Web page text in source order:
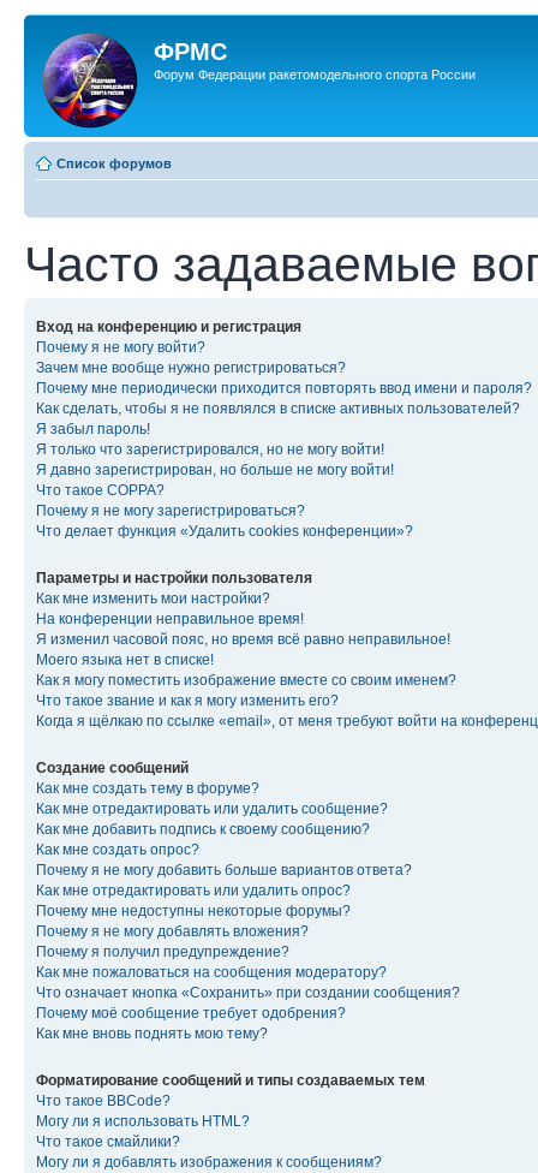
ФРМС
Форум Федерации ракетомодельного спорта России
Список форумов
Часто задаваемые
Вход на конференцию и регистрация
Почему я не могу войти?
Зачем мне вообще нужно регистрироваться?
Почему мне периодически приходится повторять ввод имени и пароля?
Как сделать, чтобы я не появлялся в списке активных пользователей?
Я забыл пароль!
Я только что зарегистрировался, но не могу войти!
Я давно зарегистрирован, но больше не могу войти!
Что такое COPPA?
Почему я не могу зарегистрироваться?
Что делает функция «Удалить cookies конференции»?
Параметры и настройки пользователя
Как мне изменить мои настройки?
На конференции неправильное время!
Я изменил часовой пояс, но время всё равно неправильное!
Моего языка нет в списке!
Как я могу поместить изображение вместе со своим именем?
Что такое звание и как я могу изменить его?
Когда я щёлкаю по ссылке «email», от меня требуют войти на
Создание сообщений
Как мне создать тему в форуме?
Как мне отредактировать или удалить сообщение?
Как мне добавить подпись к своему сообщению?
Как мне создать опрос?
Почему я не могу добавить больше вариантов ответа?
Как мне отредактировать или удалить опрос?
Почему мне недоступны некоторые форумы?
Почему я не могу добавлять вложения?
Почему я получил предупреждение?
Как мне пожаловаться на сообщения модератору?
Что означает кнопка «Сохранить» при создании сообщения?
Почему моё сообщение требует одобрения?
Как мне вновь поднять мою тему?
Форматирование сообщений и типы создаваемых тем
Что такое BBCode?
Могу ли я использовать HTML?
Что такое смайлики?
Могу ли я добавлять изображения к сообщениям?